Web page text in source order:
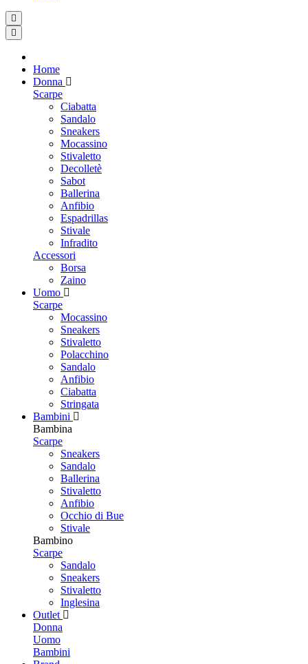
Home
Donna
Scarpe
Ciabatta
Sandalo
Sneakers
Mocassino
Stivaletto
Decolletè
Sabot
Ballerina
Anfibio
Espadrillas
Stivale
Infradito
Accessori
Borsa
Zaino
Uomo
Scarpe
Mocassino
Sneakers
Stivaletto
Polacchino
Sandalo
Anfibio
Ciabatta
Stringata
Bambini
Bambina
Scarpe
Sneakers
Sandalo
Ballerina
Stivaletto
Anfibio
Occhio di Bue
Stivale
Bambino
Scarpe
Sandalo
Sneakers
Stivaletto
Inglesina
Outlet
Donna
Uomo
Bambini